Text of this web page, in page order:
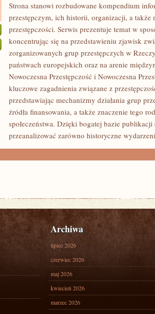
PYTANIA
CZYTELNIKÓW
Strona stanowi rozbudowane kompendium
przestępczym, ich historii, organizacji, a także
przestępczości. Serwis prezentuje temat w
koncentrując się na przedstawieniu zjawisk
zorganizowanych grup przestępczych w
państwach europejskich oraz na arenie
Nowoczesna Przestępczość i Nowoczesna
kluczowe zagadnienia związane z
przedstawiając mechanizmy działania grup
źródła finansowania, a także znaczenie tego
społeczeństwa. Dzięki bogatej bazie
przeanalizować zarówno historyczne
Archiwa
lipiec 2026
czerwiec 2026
maj 2026
kwiecień 2026
marzec 2026